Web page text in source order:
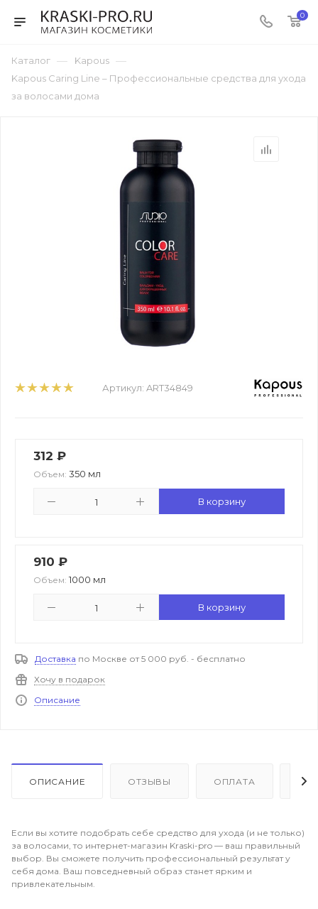
0
Каталог — Kapous —
Kapous Caring Line – Профессиональные средства для ухода
за волосами дома
Артикул: ART34849
312 ₽
Объем: 350 мл
В корзину
910 ₽
Объем: 1000 мл
В корзину
Доставка по Москве от 5 000 руб. - бесплатно
Хочу в подарок
Описание
ОПИСАНИЕ ОТЗЫВЫ ОПЛАТА
Если вы хотите подобрать себе средство для ухода (и не только)
за волосами, то интернет-магазин Kraski-pro — ваш правильный
выбор. Вы сможете получить профессиональный результат у
себя дома. Ваш повседневный образ станет ярким и
привлекательным.